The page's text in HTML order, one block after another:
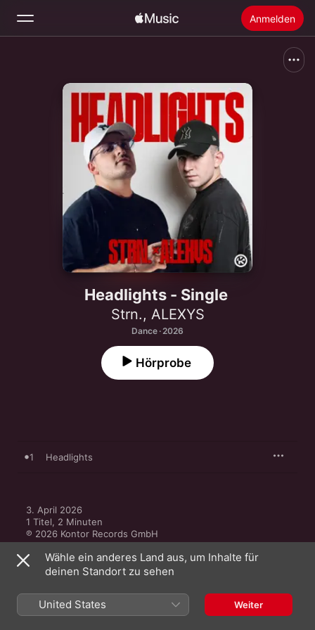
Anmelden
Startseite
Apple Music installieren
Headlights - Single
Strn., ALEXYS
Dance · 2026
Hörprobe
1 Headlights
3. April 2026
1 Titel, 2 Minuten
℗ 2026 Kontor Records GmbH
MUSIKLABEL
Kontor Records
Wähle ein anderes Land aus, um Inhalte für
deinen Standort zu sehen
United States Weiter